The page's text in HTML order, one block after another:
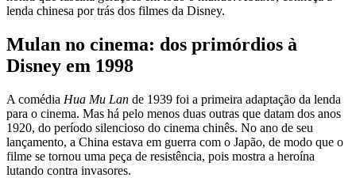
lenda chinesa por trás dos filmes da Disney.
Mulan no cinema: dos primórdios à
Disney em 1998
A comédia Hua Mu Lan de 1939 foi a primeira adaptação da lenda
para o cinema. Mas há pelo menos duas outras que datam dos anos
1920, do período silencioso do cinema chinês. No ano de seu
lançamento, a China estava em guerra com o Japão, de modo que o
filme se tornou uma peça de resistência, pois mostra a heroína
lutando contra invasores.